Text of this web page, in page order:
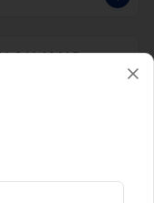
CALAMAR
y pimiento rojo, arveja.
salsa verde, ají y limón.